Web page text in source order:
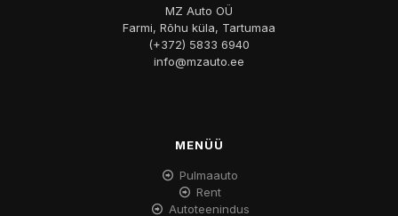
MZ Auto OÜ
Farmi, Rõhu küla, Tartumaa
(+372) 5833 6940
info@mzauto.ee
MENÜÜ
Pulmaauto
Rent
Autoteenindus